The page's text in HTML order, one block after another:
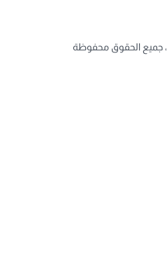
جميع الحقوق محفوظة